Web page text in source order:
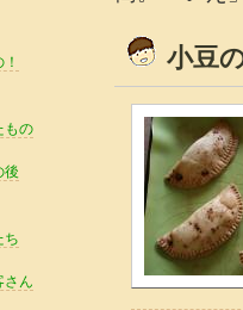
小豆
もの
後
ち
さん